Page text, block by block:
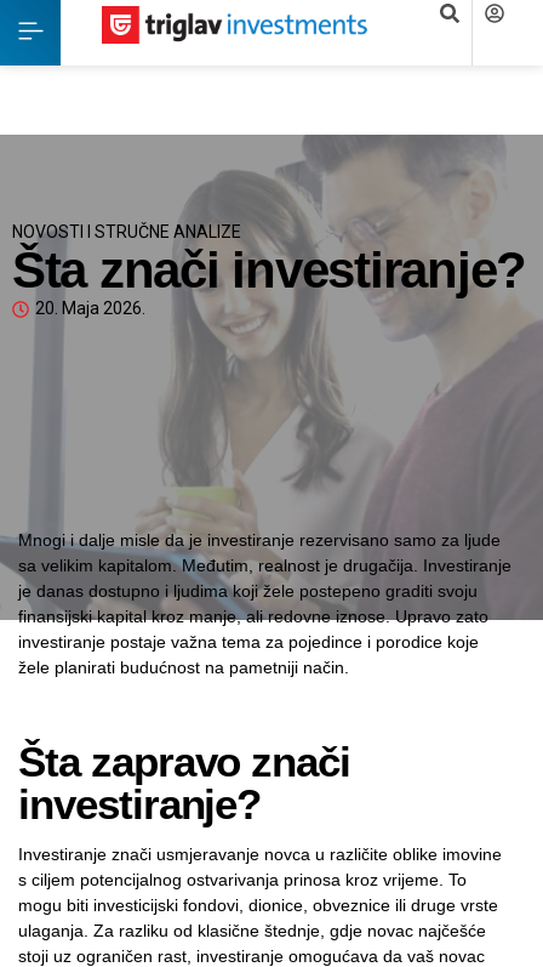
NOVOSTI I STRUČNE ANALIZE
Šta znači investiranje?
20. Maja 2026.
Mnogi i dalje misle da je investiranje rezervisano samo za ljude
sa velikim kapitalom. Međutim, realnost je drugačija. Investiranje
je danas dostupno i ljudima koji žele postepeno graditi svoju
finansijski kapital kroz manje, ali redovne iznose. Upravo zato
investiranje postaje važna tema za pojedince i porodice koje
žele planirati budućnost na pametniji način.
Šta zapravo znači
investiranje?
Investiranje znači usmjeravanje novca u različite oblike imovine
s ciljem potencijalnog ostvarivanja prinosa kroz vrijeme. To
mogu biti investicijski fondovi, dionice, obveznice ili druge vrste
ulaganja. Za razliku od klasične štednje, gdje novac najčešće
stoji uz ograničen rast, investiranje omogućava da vaš novac